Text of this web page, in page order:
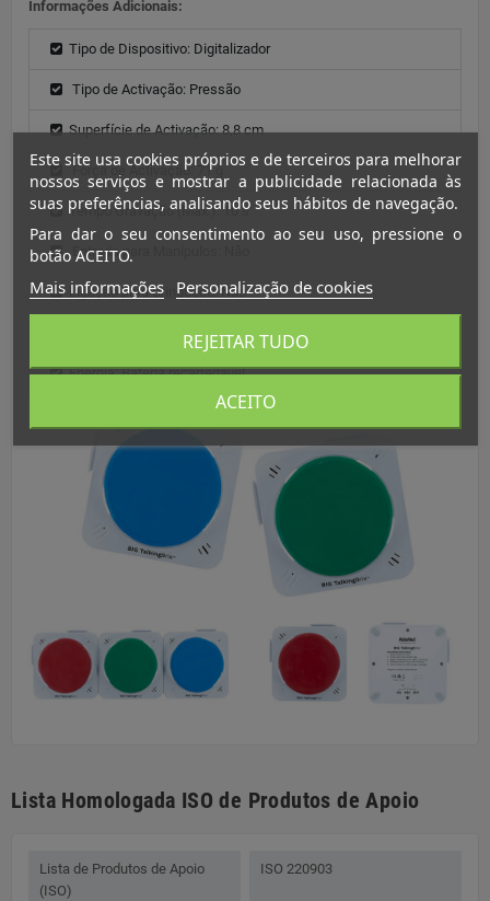
Informações Adicionais:
Tipo de Dispositivo: Digitalizador
Tipo de Activação: Pressão
Superfície de Activação: 8,8 cm
Força de Activação: 71 g
Tempo Gravação (Max.): 10 s
Entrada para Manípulos: Não
Ligação para Brinquedo: Não
Peso: 162 g (Baterias Incluídas) por cada BIG TalkingBrix
Energia: Bateria recarregável
Lista Homologada ISO de Produtos de Apoio
Lista de Produtos de Apoio
(ISO)
ISO 220903
Este site usa cookies próprios e de terceiros para melhorar
nossos serviços e mostrar a publicidade relacionada às
suas preferências, analisando seus hábitos de navegação.
Para dar o seu consentimento ao seu uso, pressione o
botão ACEITO.
Mais informações Personalização de cookies
REJEITAR TUDO
ACEITO